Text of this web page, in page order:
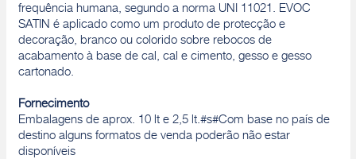
frequência humana, segundo a norma UNI 11021. EVOC
SATIN é aplicado como um produto de protecção e
decoração, branco ou colorido sobre rebocos de
acabamento à base de cal, cal e cimento, gesso e gesso
cartonado.
Fornecimento
Embalagens de aprox. 10 lt e 2,5 lt.#s#Com base no país de
destino alguns formatos de venda poderão não estar
disponíveis